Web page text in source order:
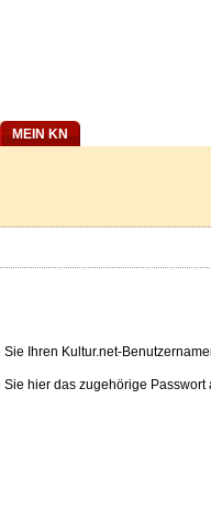
MEIN KN
Sie Ihren Kultur.net-
Sie hier das zugehörige Passwort